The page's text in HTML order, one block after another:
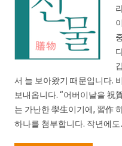
서 늘 보아왔기 때문입니다.
보내옵니다. “어버이날을 祝
는 가난한 學生이기에, 習作
하나를 첨부합니다. 작년에